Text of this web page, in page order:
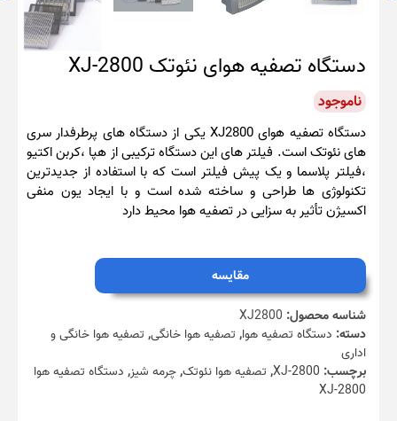
دستگاه تصفیه هوای نئوتک XJ-2800
ناموجود
دستگاه تصفیه هوای XJ2800 یکی از دستگاه های پرطرفدار سری
های نئوتک است. فیلتر های این دستگاه ترکیبی از هپا ،کربن اکتیو
،فیلتر پلاسما و یک پیش فیلتر است که با استفاده از جدیدترین
تکنولوژی ها طراحی و ساخته شده است و با ایجاد یون منفی
اکسیژن تأثیر به سزایی در تصفیه هوا محیط دارد
مقایسه
شناسه محصول: XJ2800
دسته: دستگاه تصفیه هوا, تصفیه هوا خانگی, تصفیه هوا خانگی و
اداری
برچسب: XJ-2800
, تصفیه هوا نئوتک,چرمه شیز, دستگاه تصفیه هوا
XJ-2800